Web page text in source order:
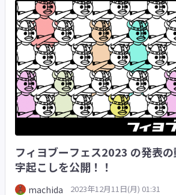
フィヨブーフェス2023 の発表の
字起こしを公開！！
machida 2023年12月11日(月) 01:31